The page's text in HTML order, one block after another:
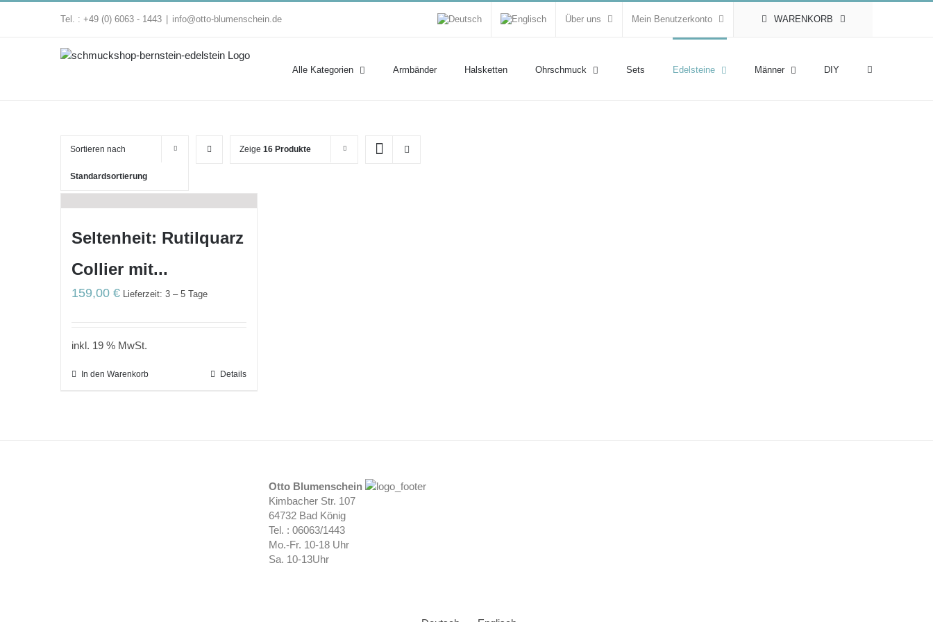
Tel. : +49 (0) 6063 - 1443 info@otto-blumenschein.de Über uns Mein Benutzerkonto WARENKORB
Alle Kategorien Armbänder Halsketten Ohrschmuck Sets Edelsteine Männer DIY
Sortieren nach
Standardsortierung
Zeige 16 Produkte
Seltenheit: Rutilquarz
Collier mit...
159,00 € Lieferzeit: 3 – 5 Tage
inkl. 19 % MwSt.
In den Warenkorb Details
Otto Blumenschein
Kimbacher Str. 107
64732 Bad König
Tel. : 06063/1443
Mo.-Fr. 10-18 Uhr
Sa. 10-13Uhr